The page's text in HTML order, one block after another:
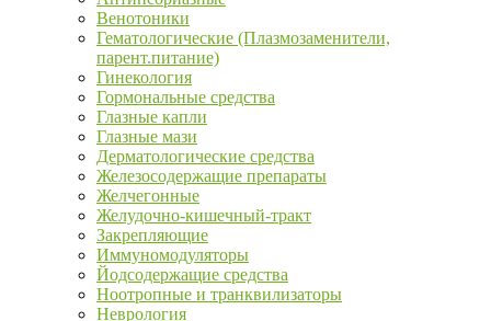
Венотоники
Гематологические (Плазмозаменители,
парент.питание)
Гинекология
Гормональные средства
Глазные капли
Глазные мази
Дерматологические средства
Железосодержащие препараты
Желчегонные
Желудочно-кишечный-тракт
Закрепляющие
Иммуномодуляторы
Йодсодержащие средства
Ноотропные и транквилизаторы
Неврология